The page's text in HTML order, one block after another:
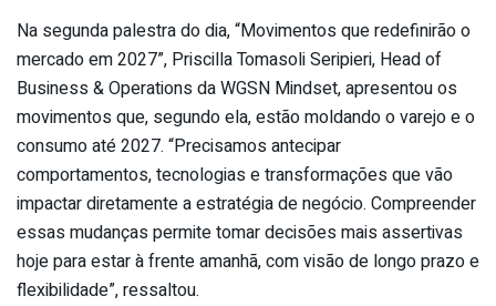
Na segunda palestra do dia, “Movimentos que redefinirão o
mercado em 2027”, Priscilla Tomasoli Seripieri, Head of
Business & Operations da WGSN Mindset, apresentou os
movimentos que, segundo ela, estão moldando o varejo e o
consumo até 2027. “Precisamos antecipar
comportamentos, tecnologias e transformações que vão
impactar diretamente a estratégia de negócio. Compreender
essas mudanças permite tomar decisões mais assertivas
hoje para estar à frente amanhã, com visão de longo prazo e
flexibilidade”, ressaltou.